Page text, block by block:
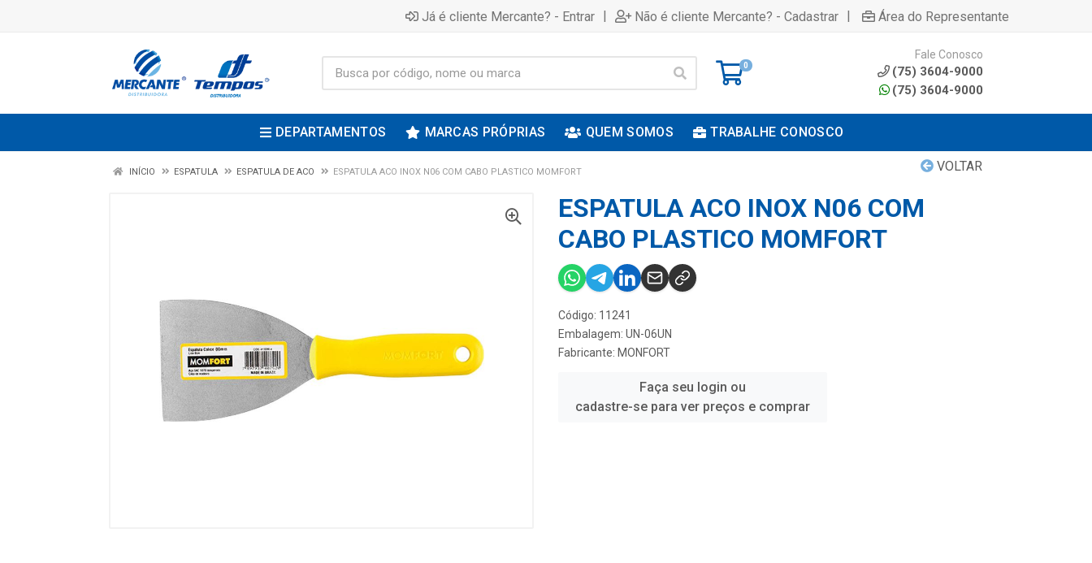
Já é cliente Mercante? - Entrar | Não é cliente Mercante? - Cadastrar | Área do Representante
0
Fale Conosco
(75) 3604-9000
(75) 3604-9000
DEPARTAMENTOS MARCAS PRÓPRIAS QUEM SOMOS TRABALHE CONOSCO
VOLTAR
INÍCIO ESPATULA ESPATULA DE ACO ESPATULA ACO INOX N06 COM CABO PLASTICO MOMFORT
ESPATULA ACO INOX N06 COM
CABO PLASTICO MOMFORT
Código: 11241
Embalagem: UN-06UN
Fabricante: MONFORT
Faça seu login ou
cadastre-se para ver preços e comprar